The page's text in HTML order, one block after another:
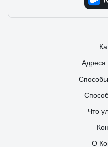
Адреса
Что
О